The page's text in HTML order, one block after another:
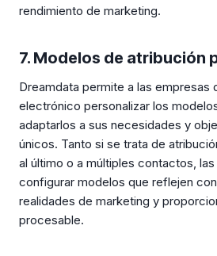
rendimiento de marketing.
7. Modelos de atribución
Dreamdata permite a las empresas
electrónico personalizar los
adaptarlos a sus necesidades y
únicos. Tanto si se trata de
al último o a múltiples contactos,
configurar modelos que reflejen
realidades de marketing y
procesable.